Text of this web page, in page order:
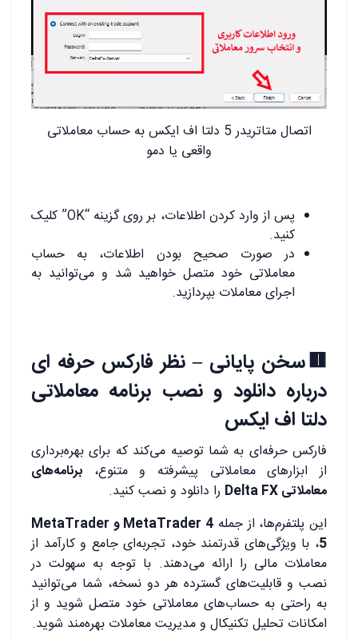
اتصال متاتریدر 5 دلتا اف ایکس به حساب معاملاتی
واقعی یا دمو
پس از وارد کردن اطلاعات، بر روی گزینه “OK” کلیک
کنید.
در صورت صحیح بودن اطلاعات، به حساب
معاملاتی خود متصل خواهید شد و می‌توانید به
اجرای معاملات بپردازید.
🟥سخن پایانی – نظر فارکس حرفه ای
درباره دانلود و نصب برنامه معاملاتی
دلتا اف ایکس
فارکس حرفه‌ای به شما توصیه می‌کند که برای بهره‌برداری
از ابزارهای معاملاتی پیشرفته و متنوع، برنامه‌های
معاملاتی Delta FX
را دانلود و نصب کنید.
این پلتفرم‌ها، از جمله
MetaTrader 4 و MetaTrader
5، با ویژگی‌های قدرتمند خود، تجربه‌ای جامع و کارآمد از
معاملات مالی را ارائه می‌دهند. با توجه به سهولت در
نصب و قابلیت‌های گسترده هر دو نسخه، شما می‌توانید
به راحتی به حساب‌های معاملاتی خود متصل شوید و از
امکانات تحلیل تکنیکال و مدیریت معاملات بهره‌مند شوید.